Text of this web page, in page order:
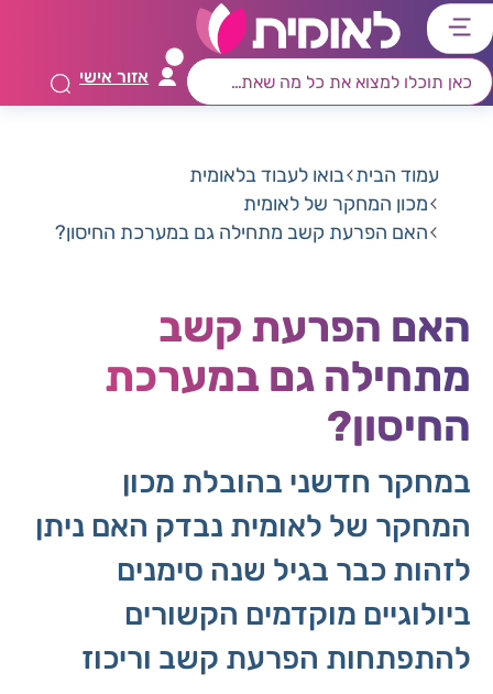
דלג
לתפריט
ראשי
דלג
לרכיב
חיפוש
דלג
לתוכן
מרכזי
דלג
לאזור
קישורים
אזור אישי
עמוד הבית בואו לעבוד בלאומית
מכון המחקר של לאומית
האם הפרעת קשב מתחילה גם במערכת החיסון?
האם הפרעת קשב
מתחילה גם במערכת
החיסון?
במחקר חדשני בהובלת מכון
המחקר של לאומית נבדק האם ניתן
לזהות כבר בגיל שנה סימנים
ביולוגיים מוקדמים הקשורים
להתפתחות הפרעת קשב וריכוז